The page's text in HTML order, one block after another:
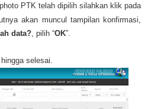
PTK telah dipilih silahkan klik pada
akan muncul tampilan konfirmasi,
data?, pilih “OK”.
selesai.